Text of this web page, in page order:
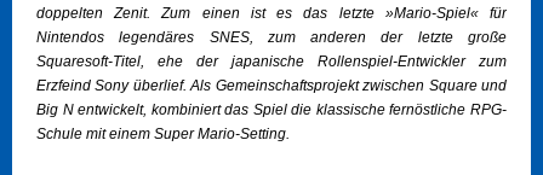
doppelten Zenit. Zum einen ist es das letzte »Mario-Spiel« für
Nintendos legendäres SNES, zum anderen der letzte große
Squaresoft-Titel, ehe der japanische Rollenspiel-Entwickler zum
Erzfeind Sony überlief. Als Gemeinschaftsprojekt zwischen Square und
Big N entwickelt, kombiniert das Spiel die klassische fernöstliche RPG-
Schule mit einem Super Mario-Setting.